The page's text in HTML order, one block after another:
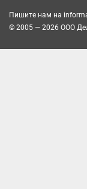
Пишите нам на
© 2005 — 2026 ООО